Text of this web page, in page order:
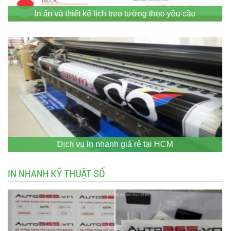
In ấn và thiết kế lịch treo tường theo yêu cầu
Dịch vụ in nhanh giá rẻ tại HCM
IN NHANH KỸ THUẬT SỐ